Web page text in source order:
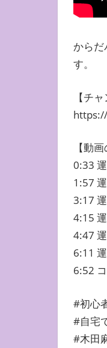
から
す。
【チ
【動
0:33
1:57
3:17
4:15
4:47
6:11
6:52
#初心
#自宅
#木田